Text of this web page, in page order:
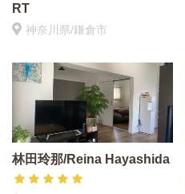
RT
神奈川県/鎌倉市
林田玲那/Reina Hayashida